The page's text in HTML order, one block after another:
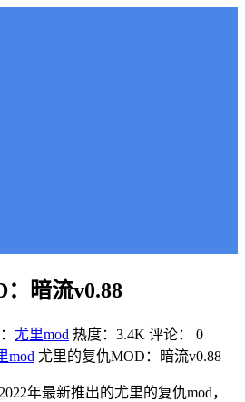
暗流v0.88
尤里mod 热度：3.4K 评论：
0
mod 尤里的复仇MOD：暗流v0.88
年最新推出的尤里的复仇mod，